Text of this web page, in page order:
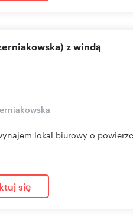
z windą
lokal biurowy o
się